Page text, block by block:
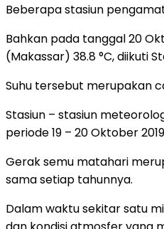
Beberapa stasiun
Bahkan pada tanggal 20
(Makassar) 38.8 °C, diikuti
Suhu tersebut merupakan
Stasiun – stasiun
periode 19 – 20 Oktober
Gerak semu matahari
sama setiap tahunnya.
Dalam waktu sekitar satu